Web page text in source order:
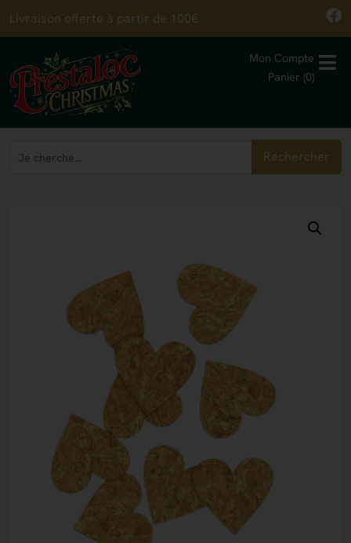
Livraison offerte à partir de 100€
Mon Compte
Panier (0)
Rechercher